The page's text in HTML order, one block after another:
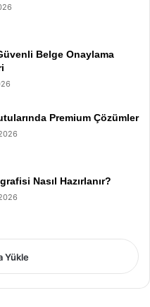
Belge Onaylama
Premium Çözümler
Nasıl Hazırlanır?
Yükle